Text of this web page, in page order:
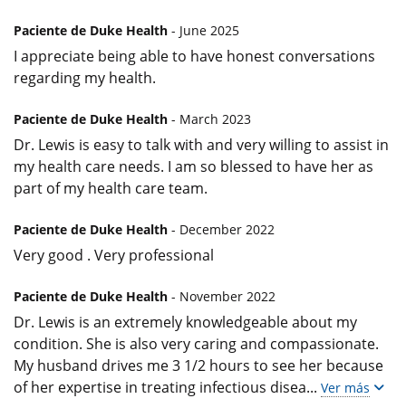
Paciente de Duke Health - June 2025
I appreciate being able to have honest conversations
regarding my health.
Paciente de Duke Health - March 2023
Dr. Lewis is easy to talk with and very willing to assist in
my health care needs. I am so blessed to have her as
part of my health care team.
Paciente de Duke Health - December 2022
Very good . Very professional
Paciente de Duke Health - November 2022
Dr. Lewis is an extremely knowledgeable about my
condition. She is also very caring and compassionate.
My husband drives me 3 1/2 hours to see her because
of her expertise in treating infectious disea... Ver más